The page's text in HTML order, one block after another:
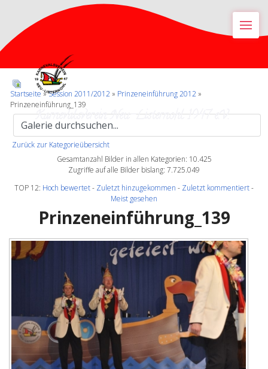
Karnevalsverein Neu-Listernohl 1947 e.V.
Startseite»Session 2011/2012 » Prinzeneinführung 2012 »
Prinzeneinführung_139
Zurück zur Kategorieübersicht
Gesamtanzahl Bilder in allen Kategorien: 10.425
Zugriffe auf alle Bilder bislang: 7.725.049
TOP 12: Hoch bewertet- Zuletzt hinzugekommen - Zuletzt kommentiert-
Meist gesehen
Prinzeneinführung_139